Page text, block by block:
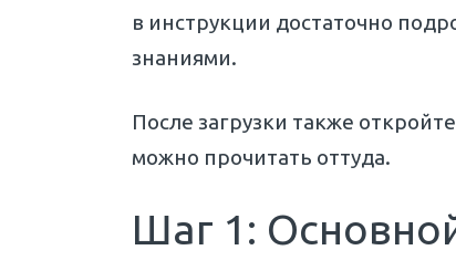
в инструкции достаточно
знаниями.
После загрузки также
можно прочитать оттуда.
Шаг 1: